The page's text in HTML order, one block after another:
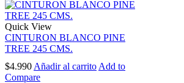
Quick View
CINTURON BLANCO PINE
TREE 245 CMS.
$4.990 Añadir al carrito Add to
Compare